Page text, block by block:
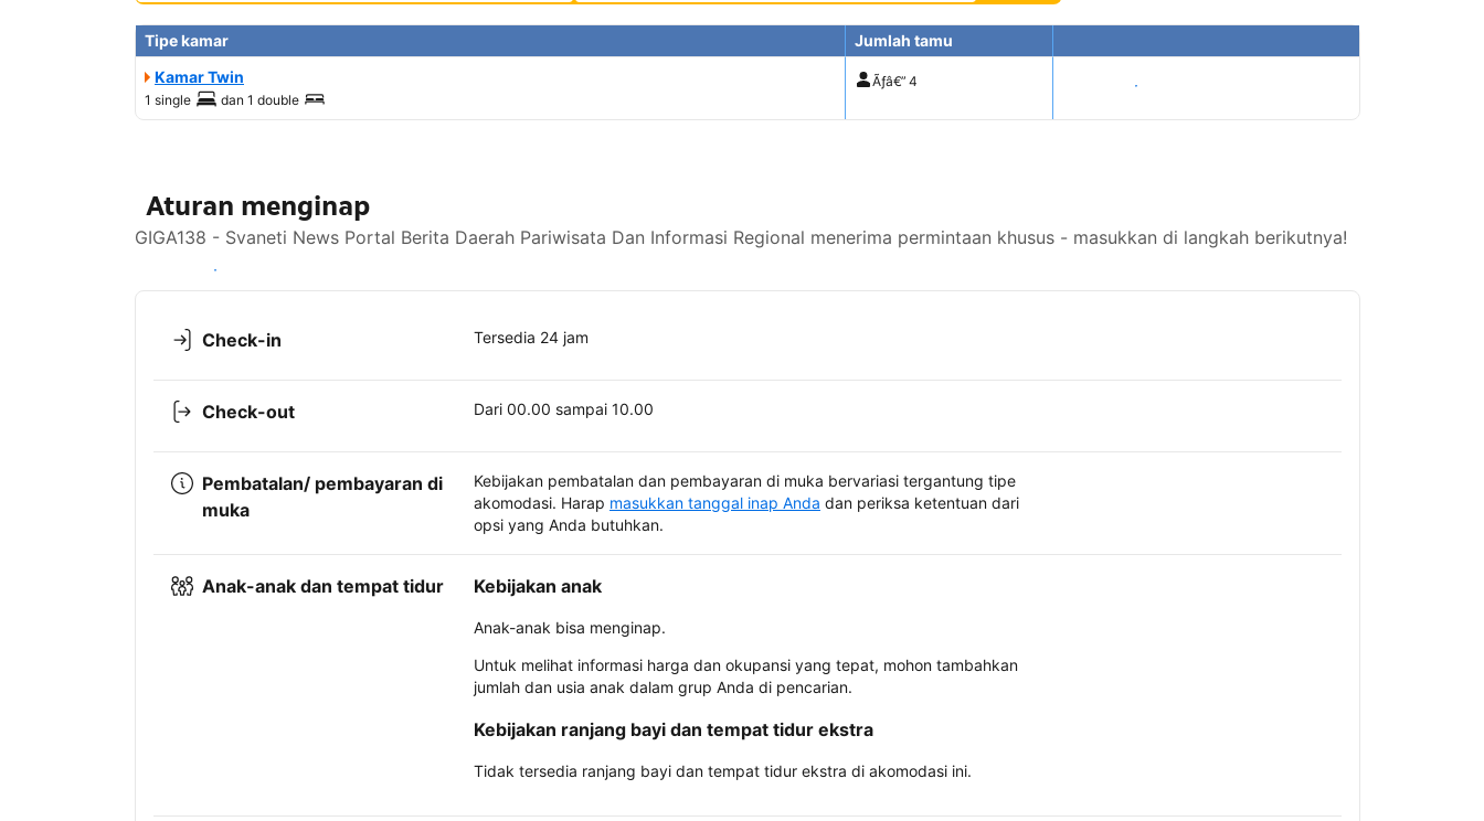
Tipe kamar
Jumlah tamu
Kamar Twin
1 single dan 1 double
Ãƒâ€” 4 Tampilkan harga
Aturan menginap
GIGA138 - Svaneti News Portal Berita Daerah Pariwisata Dan Informasi Regional menerima permintaan khusus - masukkan di langkah berikutnya!
Lihat ketersediaan
Check-in Tersedia 24 jam
Check-out Dari 00.00 sampai 10.00
Pembatalan/ pembayaran di
muka
Kebijakan pembatalan dan pembayaran di muka bervariasi tergantung tipe
akomodasi. Harap masukkan tanggal inap Anda dan periksa ketentuan dari
opsi yang Anda butuhkan.
Anak-anak dan tempat tidur Kebijakan anak
Anak-anak bisa menginap.
Untuk melihat informasi harga dan okupansi yang tepat, mohon tambahkan
jumlah dan usia anak dalam grup Anda di pencarian.
Kebijakan ranjang bayi dan tempat tidur ekstra
Tidak tersedia ranjang bayi dan tempat tidur ekstra di akomodasi ini.